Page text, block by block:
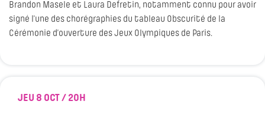
Brandon Masele et Laura Defretin, notamment connu pour avoir
signé l’une des chorégraphies du tableau Obscurité de la
Cérémonie d’ouverture des Jeux Olympiques de Paris.
JEU 8 OCT / 20H